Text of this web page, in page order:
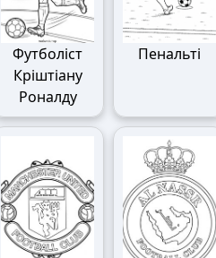
Футболіст
Кріштіану
Роналду
Пенальті